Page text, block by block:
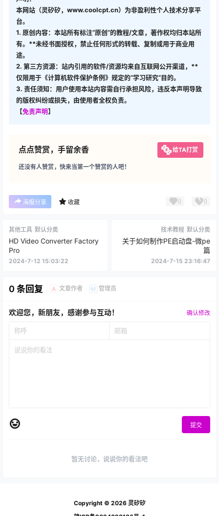
本网站（灵矽矽，www.coolcpt.cn）为非盈利性个人技术分享平
台。
1. 原创内容：本站所有标注“原创”的教程/文章，著作权均归本站所
有。**未经书面授权，禁止任何形式的转载、复制或用于商业用
途。
2. 第三方资源：站内引用的软件/资源均来自互联网公开渠道，**
仅限用于《计算机软件保护条例》规定的“学习研究”目的。
3. 责任须知：用户使用本站内容需自行承担风险，违反本声明导致
的版权纠纷或损失，由使用者全权负责。
【免责声明】
点点赞赏，手留余香 给TA打赏
还没有人赞赏，快来当第一个赞赏的人吧！
海报分享 收藏 0 0
其他工具 默认分类
HD Video Converter Factory
Pro
2024-7-12 15:03:22
技术教程 默认分类
关于如何制作PE启动盘-微pe
篇
2024-7-15 23:16:47
0 条回复 A 文章作者 M 管理员
欢迎您，新朋友，感谢参与互动！ 确认修改
提交
暂无讨论，说说你的看法吧
Copyright © 2026灵矽矽